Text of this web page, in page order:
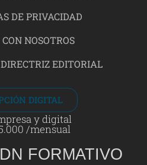
DE PRIVACIDAD
NOSOTROS
EDITORIAL
DIGITAL
y digital
/mensual
FORMATIVO